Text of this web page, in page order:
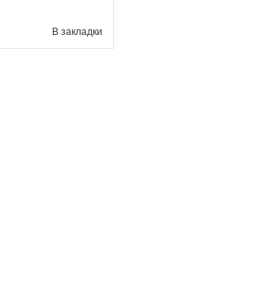
В закладки